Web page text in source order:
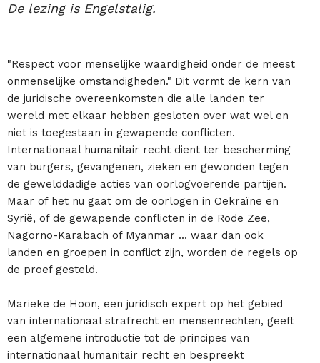
De lezing is Engelstalig.
"Respect voor menselijke waardigheid onder de meest
onmenselijke omstandigheden." Dit vormt de kern van
de juridische overeenkomsten die alle landen ter
wereld met elkaar hebben gesloten over wat wel en
niet is toegestaan in gewapende conflicten.
Internationaal humanitair recht dient ter bescherming
van burgers, gevangenen, zieken en gewonden tegen
de gewelddadige acties van oorlogvoerende partijen.
Maar of het nu gaat om de oorlogen in Oekraïne en
Syrië, of de gewapende conflicten in de Rode Zee,
Nagorno-Karabach of Myanmar ... waar dan ook
landen en groepen in conflict zijn, worden de regels op
de proef gesteld.
Marieke de Hoon, een juridisch expert op het gebied
van internationaal strafrecht en mensenrechten, geeft
een algemene introductie tot de principes van
internationaal humanitair recht en bespreekt